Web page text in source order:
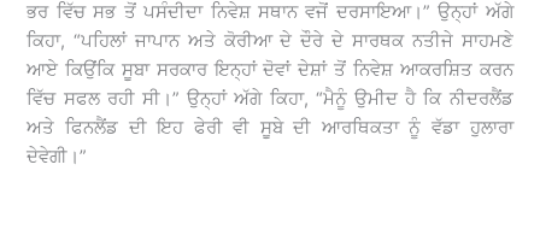
ਭਰ ਵਿੱਚ ਸਭ ਤੋਂ ਪਸੰਦੀਦਾ ਨਿਵੇਸ਼ ਸਥਾਨ ਵਜੋਂ ਦਰਸਾਇਆ।” ਉਨ੍ਹਾਂ ਅੱਗੇ
ਕਿਹਾ, “ਪਹਿਲਾਂ ਜਾਪਾਨ ਅਤੇ ਕੋਰੀਆ ਦੇ ਦੌਰੇ ਦੇ ਸਾਰਥਕ ਨਤੀਜੇ ਸਾਹਮਣੇ
ਆਏ ਕਿਉਂਕਿ ਸੂਬਾ ਸਰਕਾਰ ਇਨ੍ਹਾਂ ਦੋਵਾਂ ਦੇਸ਼ਾਂ ਤੋਂ ਨਿਵੇਸ਼ ਆਕਰਸ਼ਿਤ ਕਰਨ
ਵਿੱਚ ਸਫਲ ਰਹੀ ਸੀ।” ਉਨ੍ਹਾਂ ਅੱਗੇ ਕਿਹਾ, “ਮੈਨੂੰ ਉਮੀਦ ਹੈ ਕਿ ਨੀਦਰਲੈਂਡ
ਅਤੇ ਫਿਨਲੈਂਡ ਦੀ ਇਹ ਫੇਰੀ ਵੀ ਸੂਬੇ ਦੀ ਆਰਥਿਕਤਾ ਨੂੰ ਵੱਡਾ ਹੁਲਾਰਾ
ਦੇਵੇਗੀ।”